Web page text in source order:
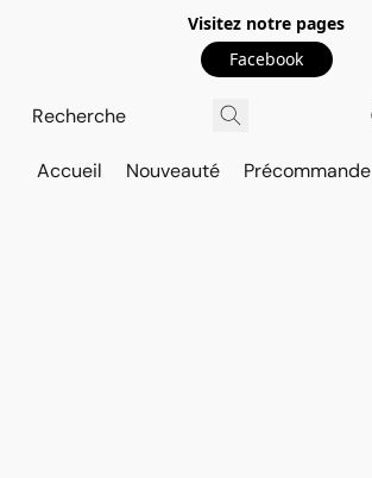
Visitez notre pages
Facebook
Accueil Nouveauté Précommande